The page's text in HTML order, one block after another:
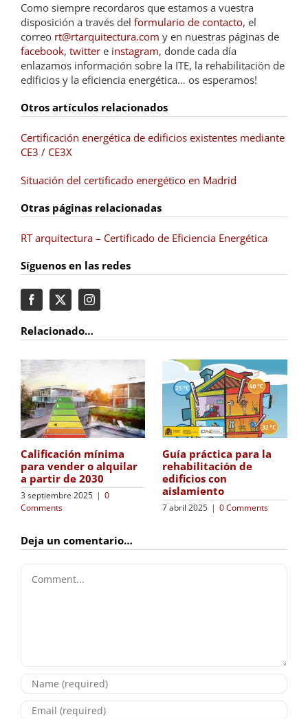
Como siempre recordaros que estamos a vuestra
disposición a través del formulario de contacto, el
correo rt@rtarquitectura.com y en nuestras páginas de
facebook, twittere instagram, donde cada día
enlazamos información sobre la ITE, la rehabilitación de
edificios y la eficiencia energética… os esperamos!
Otros artículos relacionados
Certificación energética de edificios existentes mediante
CE3 / CE3X
Situación del certificado energético en Madrid
Otras páginas relacionadas
RT arquitectura – Certificado de Eficiencia Energética
Síguenos en las redes
Relacionado…
Calificación mínima
para vender o alquilar
a partir de 2030
3 septiembre 2025 | 0
Comments
Guía práctica para la
rehabilitación de
edificios con
aislamiento
7 abril 2025 | 0 Comments
Deja un comentario…
Comment